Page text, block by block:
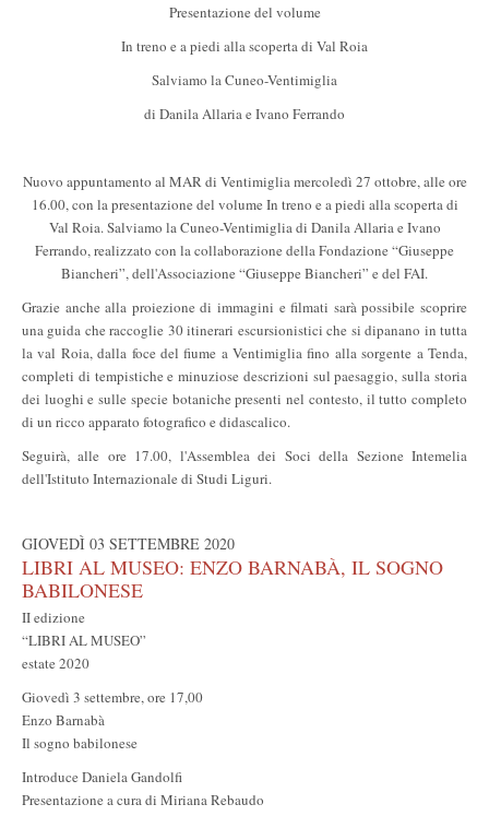
Presentazione del volume
In treno e a piedi alla scoperta di Val Roia
Salviamo la Cuneo-Ventimiglia
di Danila Allaria e Ivano Ferrando
Nuovo appuntamento al MAR di Ventimiglia mercoledì 27 ottobre, alle ore
16.00, con la presentazione del volume In treno e a piedi alla scoperta di
Val Roia. Salviamo la Cuneo-Ventimiglia di Danila Allaria e Ivano
Ferrando, realizzato con la collaborazione della Fondazione “Giuseppe
Biancheri”, dell'Associazione “Giuseppe Biancheri” e del FAI.
Grazie anche alla proiezione di immagini e filmati sarà possibile scoprire
una guida che raccoglie 30 itinerari escursionistici che si dipanano in tutta
la val Roia, dalla foce del fiume a Ventimiglia fino alla sorgente a Tenda,
completi di tempistiche e minuziose descrizioni sul paesaggio, sulla storia
dei luoghi e sulle specie botaniche presenti nel contesto, il tutto completo
di un ricco apparato fotografico e didascalico.
Seguirà, alle ore 17.00, l'Assemblea dei Soci della Sezione Intemelia
dell'Istituto Internazionale di Studi Liguri.
GIOVEDÌ 03 SETTEMBRE 2020
LIBRI AL MUSEO: ENZO BARNABÀ, IL SOGNO
BABILONESE
II edizione
“LIBRI AL MUSEO”
estate 2020
Giovedì 3 settembre, ore 17,00
Enzo Barnabà
Il sogno babilonese
Introduce Daniela Gandolfi
Presentazione a cura di Miriana Rebaudo